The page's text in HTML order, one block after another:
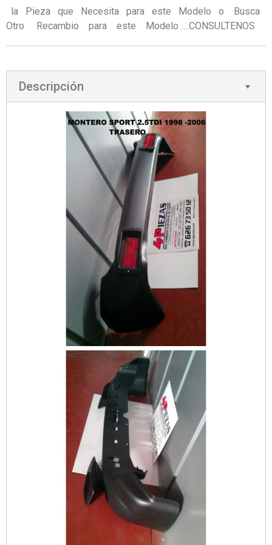
la Pieza que Necesita para este Modelo o Busca
Otro Recambio para este Modelo ….CONSULTENOS
Descripción